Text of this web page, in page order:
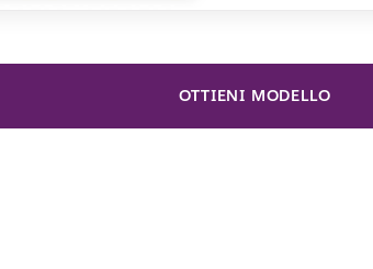
OTTIENI MODELLO